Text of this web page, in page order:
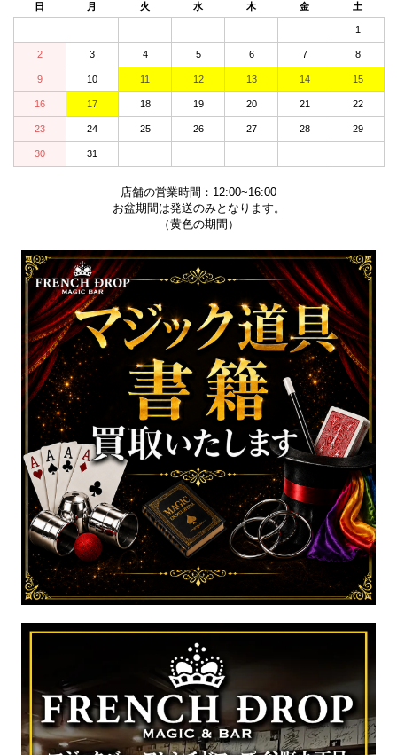
日 月 火 水 木 金 土
1
2 3 4 5 6 7 8
9 10 11 12 13 14 15
16 17 18 19 20 21 22
23 24 25 26 27 28 29
30 31
店舗の営業時間：12:00~16:00
お盆期間は発送のみとなります。
（黄色の期間）